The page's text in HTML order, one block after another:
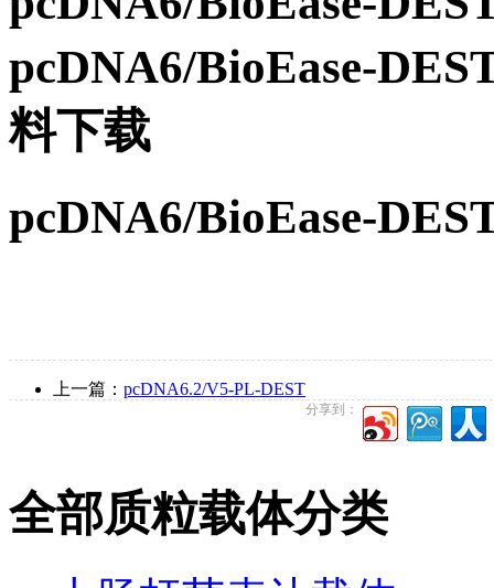
pcDNA6/BioEase-
料下载
pcDNA6/BioEase-
上一篇： pcDNA6.2/V5-PL-DEST
分享到：
全部质粒载体分类